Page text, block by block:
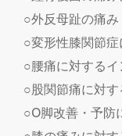
○外反母趾の痛
○変形性膝関節
○腰痛に対する
○股関節痛に対
○O脚改善・予防